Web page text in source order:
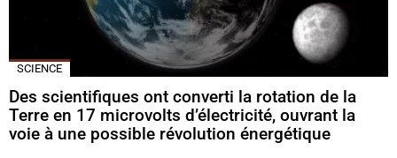
SCIENCE
Des scientifiques ont converti la rotation de la
Terre en 17 microvolts d’électricité, ouvrant la
voie à une possible révolution énergétique